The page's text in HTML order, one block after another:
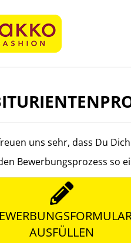
uns sehr, dass Du
Bewerbungsprozess so
AUSFÜLLEN